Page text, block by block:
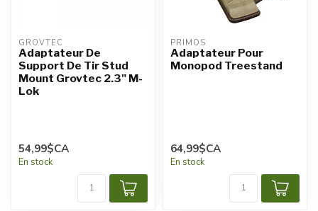
GROVTEC
Adaptateur De
Support De Tir Stud
Mount Grovtec 2.3" M-
Lok
54,99$CA
En stock
PRIMOS
Adaptateur Pour
Monopod Treestand
64,99$CA
En stock